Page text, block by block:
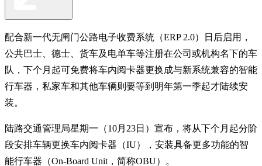
配合新一代无闸门公路电子收费系统（ERP 2.0）日后启用，
公共巴士、德士、货车及电单车等注册在公司或机构名下的车
队，下个月起可免费将车内阅卡器更换成与新系统兼容的智能
行车器，私家车和其他车辆则要等到明年第一季起才陆续安
装。
陆路交通管理局星期一（10月23日）宣布，将从下个月起分阶
段安排车辆更换车内阅卡器（IU），安装具备更多功能的智
能行车器（On-Board Unit，简称OBU）。